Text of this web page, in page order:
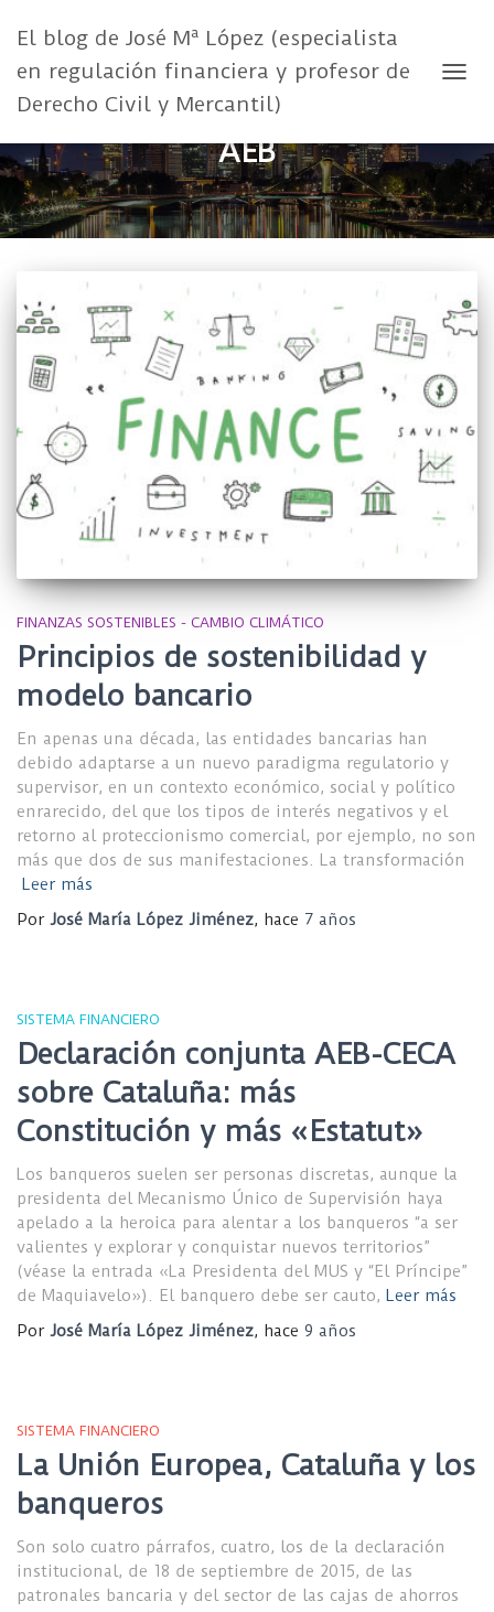
El blog de José Mª López (especialista
en regulación financiera y profesor de
Derecho Civil y Mercantil)
AEB
FINANZAS SOSTENIBLES - CAMBIO CLIMÁTICO
Principios de sostenibilidad y
modelo bancario
En apenas una década, las entidades bancarias han
debido adaptarse a un nuevo paradigma regulatorio y
supervisor, en un contexto económico, social y político
enrarecido, del que los tipos de interés negativos y el
retorno al proteccionismo comercial, por ejemplo, no son
más que dos de sus manifestaciones. La transformación
Leer más
Por José María López Jiménez, hace 7 años
SISTEMA FINANCIERO
Declaración conjunta AEB-CECA
sobre Cataluña: más
Constitución y más «Estatut»
Los banqueros suelen ser personas discretas, aunque la
presidenta del Mecanismo Único de Supervisión haya
apelado a la heroica para alentar a los banqueros “a ser
valientes y explorar y conquistar nuevos territorios”
(véase la entrada «La Presidenta del MUS y “El Príncipe”
de Maquiavelo»). El banquero debe ser cauto, Leer más
Por José María López Jiménez, hace 9 años
SISTEMA FINANCIERO
La Unión Europea, Cataluña y los
banqueros
Son solo cuatro párrafos, cuatro, los de la declaración
institucional, de 18 de septiembre de 2015, de las
patronales bancaria y del sector de las cajas de ahorros